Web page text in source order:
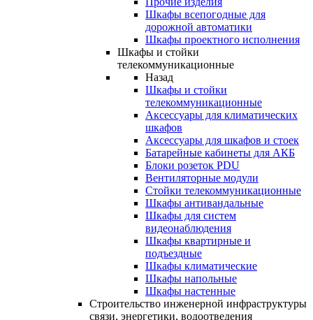
Шкафы всепогодные для
дорожной автоматики
Шкафы проектного исполнения
Шкафы и стойки
телекоммуникационные
Назад
Шкафы и стойки
телекоммуникационные
Аксессуары для климатических
шкафов
Аксессуары для шкафов и стоек
Батарейные кабинеты для АКБ
Блоки розеток PDU
Вентиляторные модули
Стойки телекоммуникационные
Шкафы антивандальные
Шкафы для систем
видеонаблюдения
Шкафы квартирные и
подъездные
Шкафы климатические
Шкафы напольные
Шкафы настенные
Строительство инженерной инфраструктуры
связи, энергетики, водоотведения